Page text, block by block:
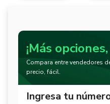
¡Más
Compara entre vendedores
precio, fácil.
Ingresa tu